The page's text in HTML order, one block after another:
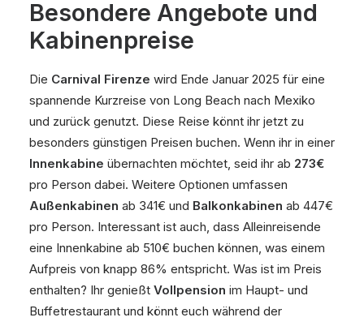
Besondere Angebote und
Kabinenpreise
Die Carnival Firenze wird Ende Januar 2025 für eine
spannende Kurzreise von Long Beach nach Mexiko
und zurück genutzt. Diese Reise könnt ihr jetzt zu
besonders günstigen Preisen buchen. Wenn ihr in einer
Innenkabine übernachten möchtet, seid ihr ab 273€
pro Person dabei. Weitere Optionen umfassen
Außenkabinen ab 341€ und Balkonkabinen ab 447€
pro Person. Interessant ist auch, dass Alleinreisende
eine Innenkabine ab 510€ buchen können, was einem
Aufpreis von knapp 86% entspricht. Was ist im Preis
enthalten? Ihr genießt Vollpension im Haupt- und
Buffetrestaurant und könnt euch während der